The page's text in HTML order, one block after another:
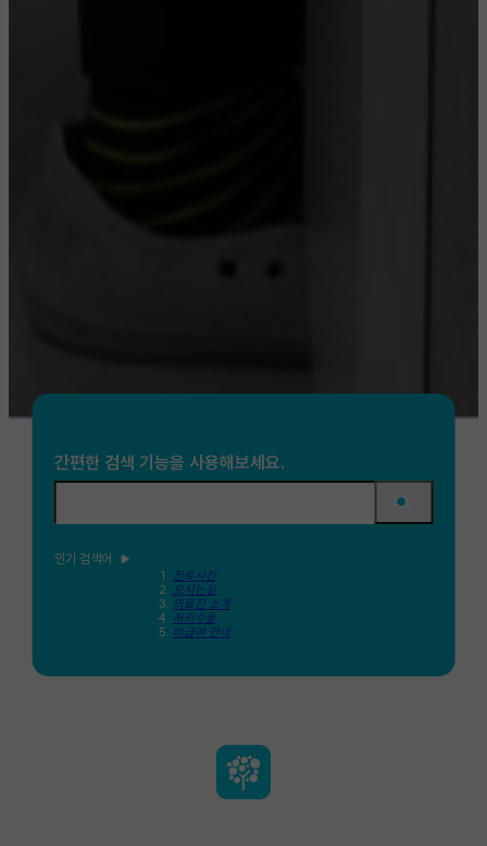
간편한 검색 기능을 사용해보세요.
인기 검색어
진료시간
오시는길
의료진 소개
허리수술
비급여 안내